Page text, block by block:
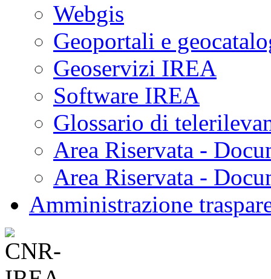
Webgis
Geoportali e
Geoservizi IREA
Software IREA
Glossario di
Area Riservata -
Area Riservata -
Amministrazione